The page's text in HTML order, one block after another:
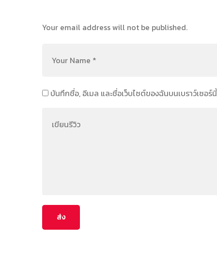
Your email address will not be published.
บันทึกชื่อ, อีเมล และชื่อเว็บไซต์ของฉันบนเบราว์เซอ